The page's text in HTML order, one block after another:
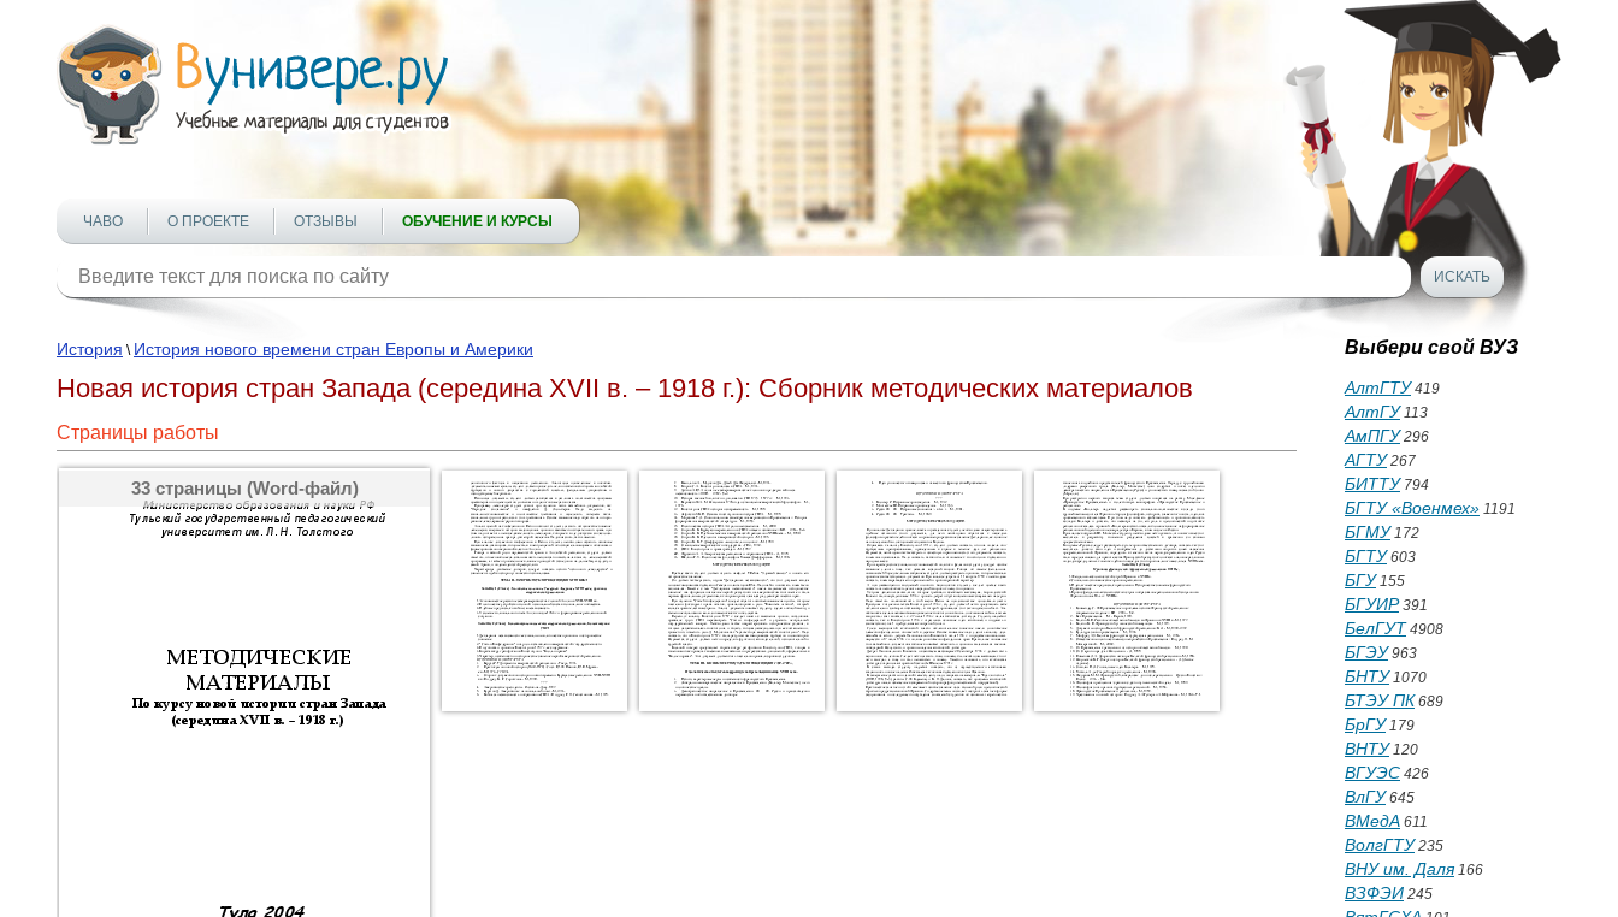
ЧАВО О ПРОЕКТЕ ОТЗЫВЫ ОБУЧЕНИЕ И КУРСЫ
История \ История нового времени стран Европы и Америки
Новая история стран Запада (середина XVII в. – 1918 г.): Сборник методических материалов
Страницы работы
33 страницы (Word-файл)
Выбери свой ВУЗ
АлтГТУ419
АлтГУ113
АмПГУ296
АГТУ267
БИТТУ794
БГТУ «Военмех» 1191
БГМУ172
БГТУ603
БГУ155
БГУИР391
БелГУТ 4908
БГЭУ963
БНТУ1070
БТЭУ ПК 689
БрГУ179
ВНТУ120
ВГУЭС 426
ВлГУ645
ВМедА 611
ВолгГТУ235
ВНУ им. Даля166
ВЗФЭИ 245